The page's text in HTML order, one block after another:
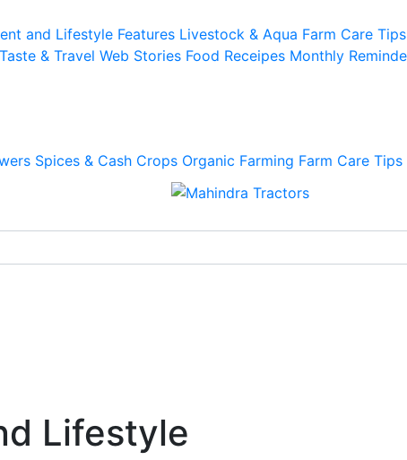
and Lifestyle Features Livestock & Aqua Farm Care Tips
Taste & Travel Web Stories Food Receipes Monthly
Spices & Cash Crops Organic Farming Farm Care Tips
Lifestyle